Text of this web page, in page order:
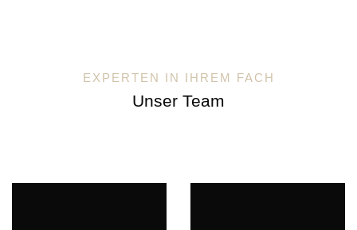
EXPERTEN IN IHREM FACH
Unser Team